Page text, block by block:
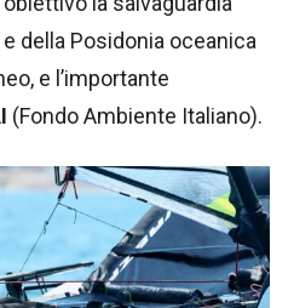
della Posidonia oceanica
e l’importante
(Fondo Ambiente Italiano).